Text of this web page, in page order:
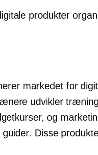
produkter
markedet for
udvikler
og
Disse